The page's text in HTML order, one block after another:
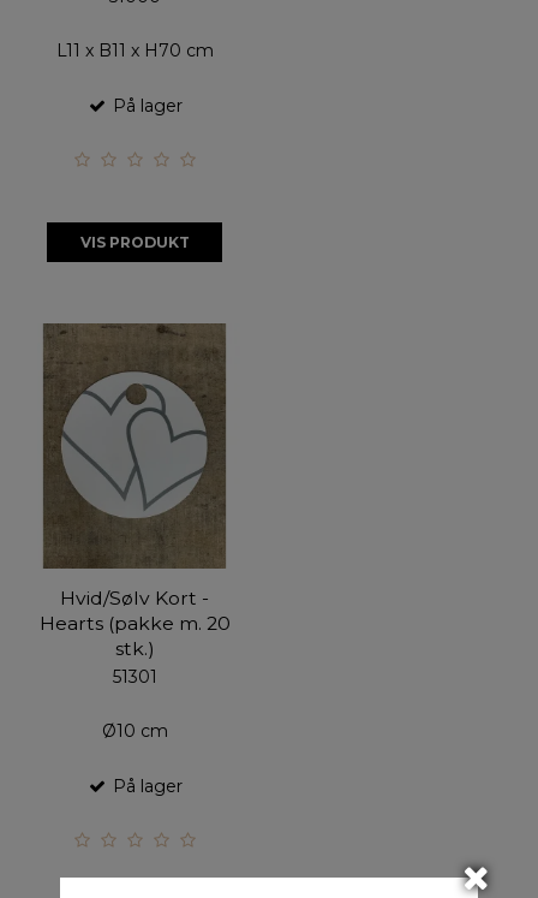
L11 x B11 x H70 cm
På lager
VIS PRODUKT
Hvid/Sølv Kort -
Hearts (pakke m. 20
stk.)
51301
Ø10 cm
På lager